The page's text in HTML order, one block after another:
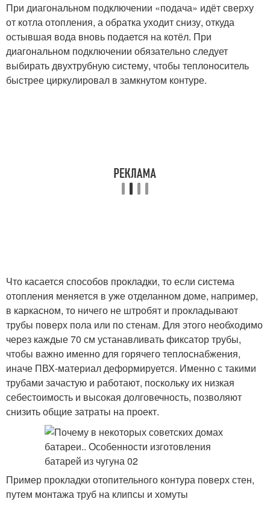
При диагональном подключении «подача» идёт сверху
от котла отопления, а обратка уходит снизу, откуда
остывшая вода вновь подается на котёл. При
диагональном подключении обязательно следует
выбирать двухтрубную систему, чтобы теплоноситель
быстрее циркулировал в замкнутом контуре.
Что касается способов прокладки, то если система
отопления меняется в уже отделанном доме, например,
в каркасном, то ничего не штробят и прокладывают
трубы поверх пола или по стенам. Для этого необходимо
через каждые 70 см устанавливать фиксатор трубы,
чтобы важно именно для горячего теплоснабжения,
иначе ПВХ-материал деформируется. Именно с такими
трубами зачастую и работают, поскольку их низкая
себестоимость и высокая долговечность, позволяют
снизить общие затраты на проект.
Пример прокладки отопительного контура поверх стен,
путем монтажа труб на клипсы и хомуты